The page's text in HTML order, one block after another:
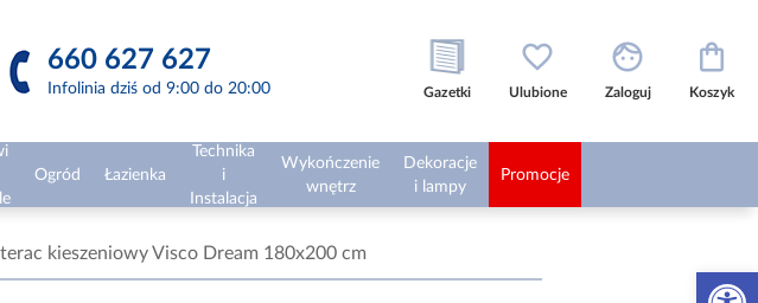
Otwórz
660 627 627
Infolinia dziś od 9:00 do 20:00 Gazetki Ulubione Zaloguj Koszyk
Ogród Łazienka
Technika
i
Instalacja
Wykończenie
wnętrz
Dekoracje
i lampy
Promocje
kieszeniowy Visco Dream 180x200 cm